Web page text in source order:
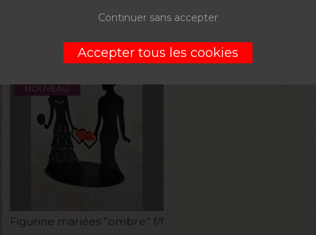
5,00 € 5,00
NOUVEAU
Figurine mariées "ombre" f/f
Continuer sans accepter
Accepter tous les cookies